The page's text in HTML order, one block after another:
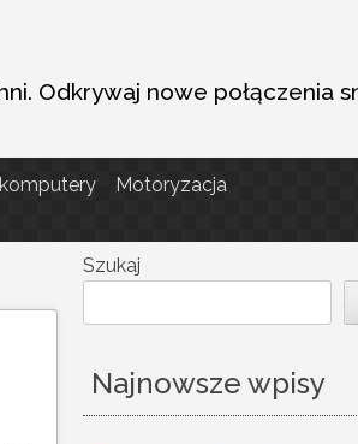
Odkrywaj nowe połączenia
Motoryzacja
Szukaj
Najnowsze wpisy